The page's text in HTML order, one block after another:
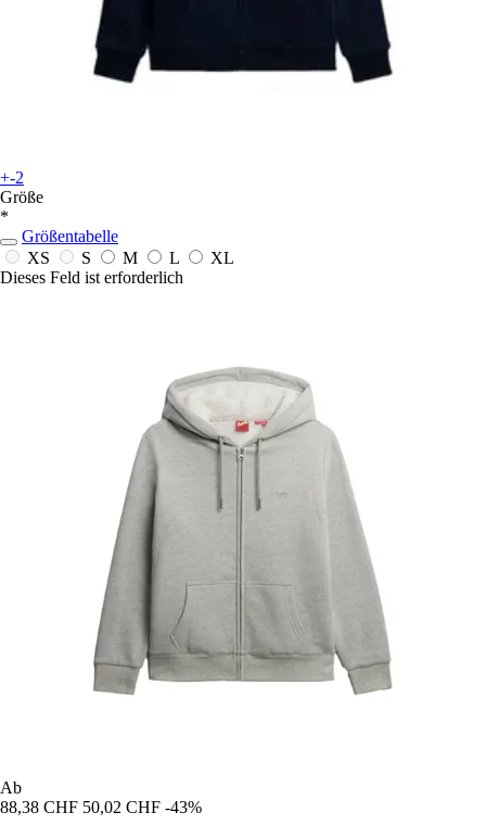
+-2
Größe
*
Größentabelle
XS
S M L
XL
Dieses Feld ist erforderlich
Ab
88,38 CHF 50,02 CHF -43%